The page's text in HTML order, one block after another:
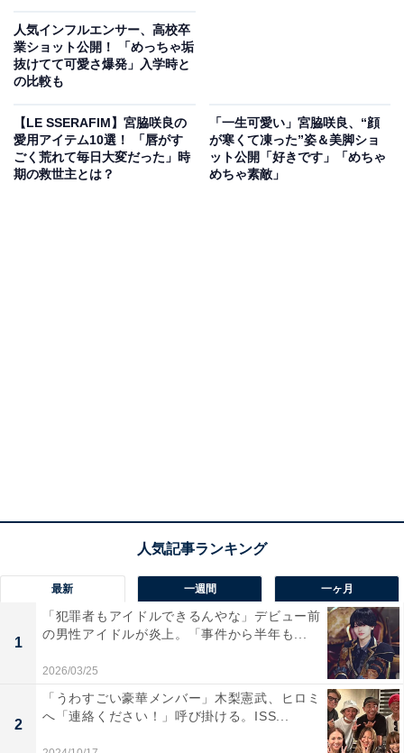
人気インフルエンサー、高校卒
業ショット公開！ 「めっちゃ垢
抜けてて可愛さ爆発」入学時と
の比較も
【LE SSERAFIM】宮脇咲良の
愛用アイテム10選！ 「唇がす
ごく荒れて毎日大変だった」時
期の救世主とは？
「一生可愛い」宮脇咲良、“顔
が寒くて凍った”姿＆美脚ショ
ット公開「好きです」「めちゃ
めちゃ素敵」
最新 一週間 一ヶ月
1
「犯罪者もアイドルできるんやな」デビュー前
の男性アイドルが炎上。「事件から半年も...
2026/03/25
2
「うわすごい豪華メンバー」木梨憲武、ヒロミ
へ「連絡ください！」呼び掛ける。ISS...